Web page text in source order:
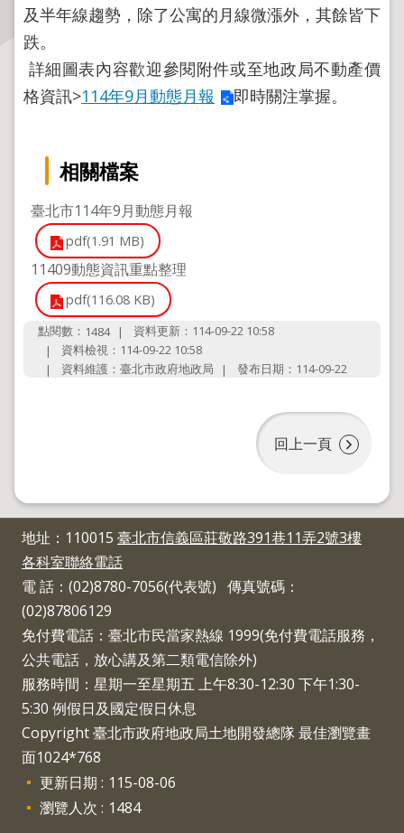
訊
主
題
專
首
頁
English
陳
系
統
地
政
問
雙
及半年線趨勢，除了公寓的月線微漲外，其餘皆下
跌。
詳細圖表內容歡迎參閱附件或至地政局不動產價
格資訊>114年9月動態月報 即時關注掌握。
相關檔案
臺北市114年9月動態月報
pdf(1.91 MB)
11409動態資訊重點整理
pdf(116.08 KB)
點閱數： 1484
資料更新：114-09-22 10:58
資料檢視：114-09-22 10:58
資料維護：臺北市政府地政局
發布日期：114-09-22
回上一頁
地址：110015 臺北市信義區莊敬路391巷11弄2號3樓
各科室聯絡電話
電 話：(02)8780-7056(代表號) 傳真號碼：
(02)87806129
免付費電話：臺北市民當家熱線 1999(免付費電話服務，
公共電話，放心講及第二類電信除外)
服務時間：星期一至星期五 上午8:30-12:30 下午1:30-
5:30 例假日及國定假日休息
Copyright 臺北市政府地政局土地開發總隊 最佳瀏覽畫
面1024*768
更新日期
115-08-06
瀏覽人次
1484